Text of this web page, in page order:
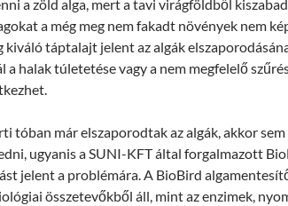
a zöld alga, mert a tavi virágföldből
a még meg nem fakadt növények nem
kiváló táptalajt jelent az algák
a halak túletetése vagy a nem megfelelő
tóban már elszaporodtak az algák, akkor sem
ugyanis a SUNI-KFT által forgalmazott
jelent a problémára. A BioBird
összetevőkből áll, mint az enzimek,